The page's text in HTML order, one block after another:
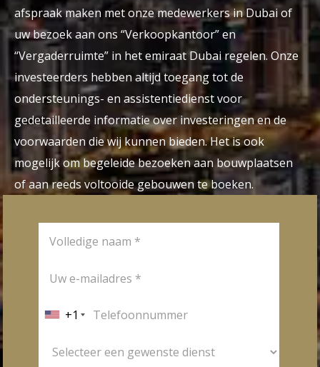
afspraak maken met onze medewerkers in Dubai of
uw bezoek aan ons “Verkoopkantoor” en
“Vergaderruimte” in het emiraat Dubai regelen. Onze
investeerders hebben altijd toegang tot de
ondersteunings- en assistentiedienst voor
gedetailleerde informatie over investeringen en de
voorwaarden die wij kunnen bieden. Het is ook
mogelijk om begeleide bezoeken aan bouwplaatsen
of aan reeds voltooide gebouwen te boeken.
+1